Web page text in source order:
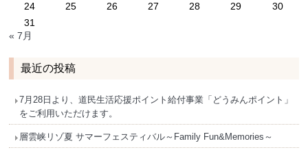
24
25 26 27 28 29
30
31
« 7月
最近の投稿
7月28日より、道民生活応援ポイント給付事業「どうみんポイント」
をご利用いただけます。
層雲峡リゾ夏 サマーフェスティバル～Family Fun&Memories～